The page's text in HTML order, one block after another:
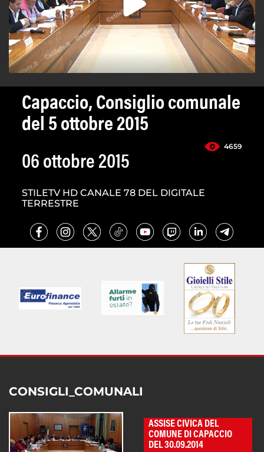
Capaccio, Consiglio comunale
del 5 ottobre 2015
4659
06 ottobre 2015
STILETV HD CANALE 78 DEL DIGITALE
TERRESTRE
CONSIGLI_COMUNALI
ASSISE CIVICA DEL
COMUNE DI CAPACCIO
DEL 30.09.2014